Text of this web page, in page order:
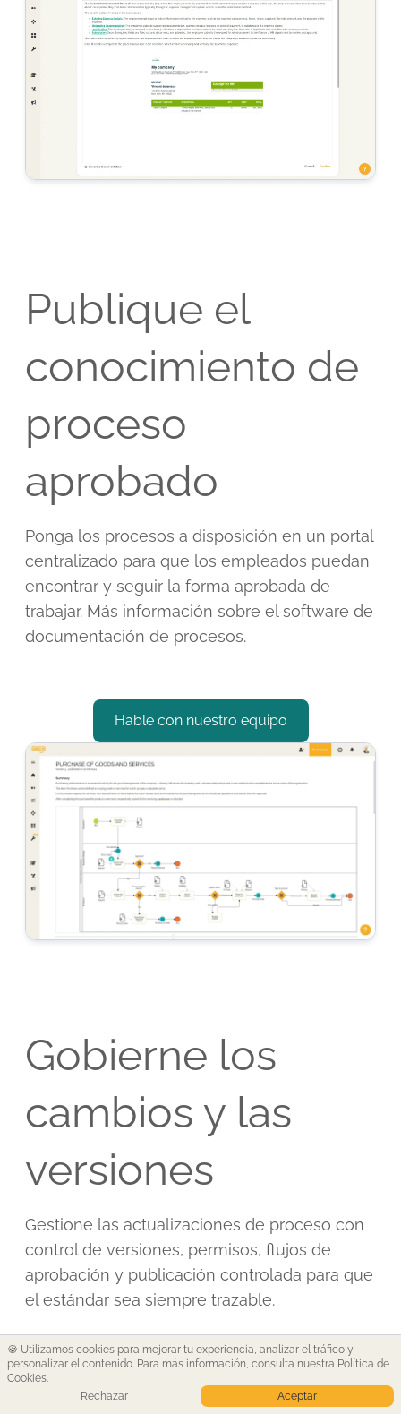
Publique el
conocimiento de
proceso
aprobado
Ponga los procesos a disposición en un portal
centralizado para que los empleados puedan
encontrar y seguir la forma aprobada de
trabajar. Más información sobre el software de
documentación de procesos.
Hable con nuestro equipo
Gobierne los
cambios y las
versiones
Gestione las actualizaciones de proceso con
control de versiones, permisos, flujos de
aprobación y publicación controlada para que
el estándar sea siempre trazable.
Hable con nuestro equipo
🍪 Utilizamos cookies para mejorar tu experiencia, analizar el tráfico y
personalizar el contenido. Para más información, consulta nuestra Política de
Cookies.
Rechazar
Aceptar